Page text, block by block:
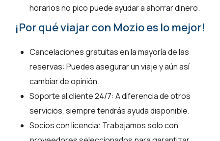
horarios no pico puede ayudar a ahorrar dinero.
¡Por qué viajar con Mozio es lo mejor!
Cancelaciones gratuitas en la mayoría de las
reservas: Puedes asegurar un viaje y aún así
cambiar de opinión.
Soporte al cliente 24/7: A diferencia de otros
servicios, siempre tendrás ayuda disponible.
Socios con licencia: Trabajamos solo con